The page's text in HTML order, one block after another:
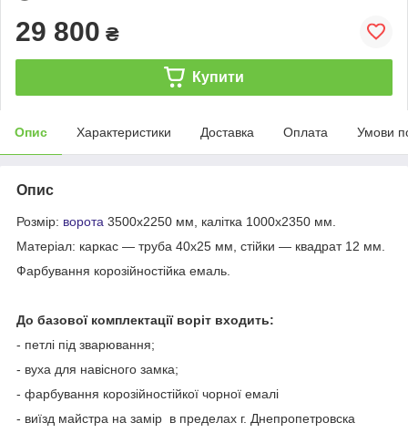
29 800 ₴
Купити
Опис Характеристики Доставка Оплата Умови
Опис
Розмір: ворота 3500х2250 мм, калітка 1000х2350 мм.
Матеріал: каркас — труба 40х25 мм, стійки — квадрат 12 мм.
Фарбування корозійностійка емаль.
До базової комплектації воріт входить:
- петлі під зварювання;
- вуха для навісного замка;
- фарбування корозійностійкої чорної емалі
- виїзд майстра на замір в пределах г. Днепропетровска